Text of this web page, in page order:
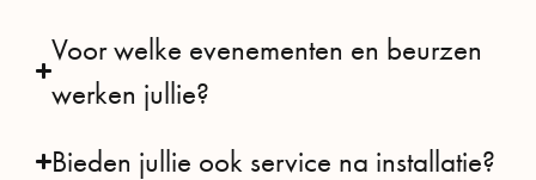
Voor welke evenementen en beurzen
werken jullie?
Bieden jullie ook service na installatie?